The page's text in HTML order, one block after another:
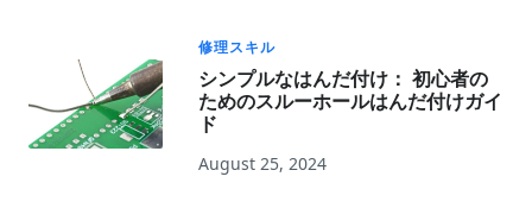
修理スキル
シンプルなはんだ付け： 初心者の
ためのスルーホールはんだ付けガイ
ド
August 25, 2024